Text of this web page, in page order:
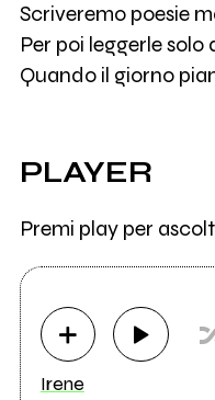
Scriveremo poesie
Per poi leggerle solo
Quando il giorno
PLAYER
Premi play per
Irene